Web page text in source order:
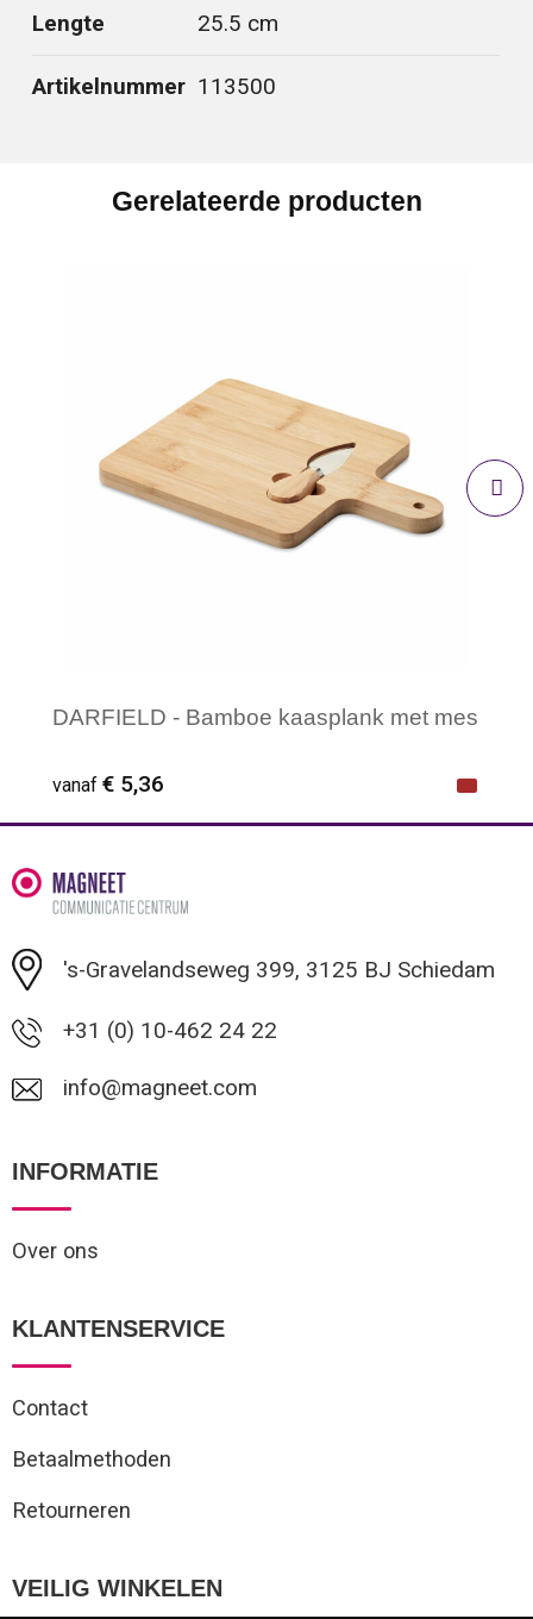
Lengte 25.5 cm
Artikelnummer 113500
Gerelateerde producten
DARFIELD - Bamboe kaasplank met mes
vanaf € 5,36
Minimale afname: 1
's-Gravelandseweg 399, 3125 BJ Schiedam
+31 (0) 10-462 24 22
info@magneet.com
INFORMATIE
Over ons
KLANTENSERVICE
Contact
Betaalmethoden
Retourneren
VEILIG WINKELEN